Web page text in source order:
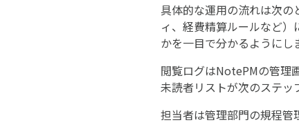
具体的な運用の流れは次
ィ、経費精算ルールなど
かを一目で分かるようにし
閲覧ログはNotePMの管理
未読者リストが次のステッ
担当者は管理部門の規程管